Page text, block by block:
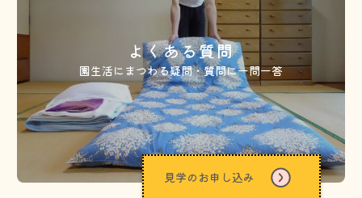
よくある質問
園生活にまつわる疑問・質問に一問一答
見学のお申し込み